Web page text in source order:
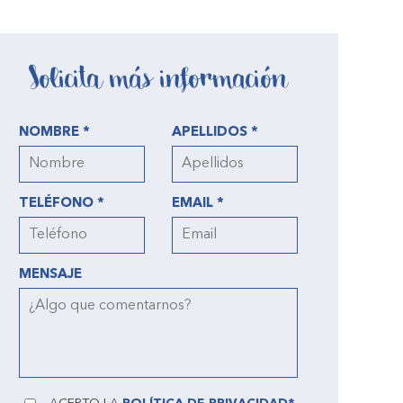
Solicita más información
NOMBRE * APELLIDOS *
TELÉFONO * EMAIL *
MENSAJE